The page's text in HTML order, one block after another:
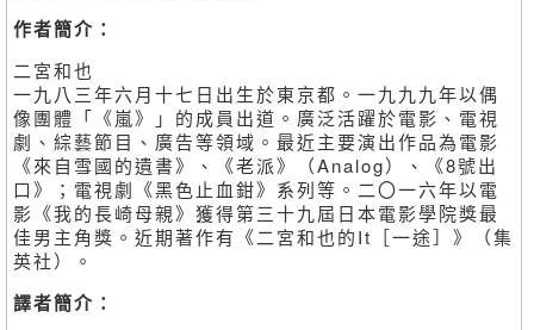
作者簡介：
二宮和也
一九八三年六月十七日出生於東京都。一九九九年以偶
像團體「《嵐》」的成員出道。廣泛活躍於電影、電視
劇、綜藝節目、廣告等領域。最近主要演出作品為電影
《來自雪國的遺書》、《老派》（Analog）、《8號出
口》；電視劇《黑色止血鉗》系列等。二〇一六年以電
影《我的長崎母親》獲得第三十九屆日本電影學院獎最
佳男主角獎。近期著作有《二宮和也的It［一途］》（集
英社）。
譯者簡介：